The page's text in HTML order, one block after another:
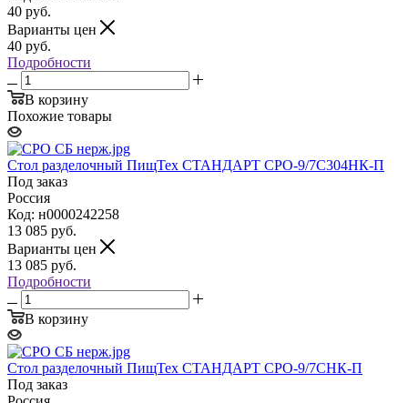
40 руб.
Варианты цен
40 руб.
Подробности
В корзину
Похожие товары
Стол разделочный ПищТех СТАНДАРТ СРО-9/7С304НК-П
Под заказ
Россия
Код: н0000242258
13 085 руб.
Варианты цен
13 085 руб.
Подробности
В корзину
Стол разделочный ПищТех СТАНДАРТ СРО-9/7СНК-П
Под заказ